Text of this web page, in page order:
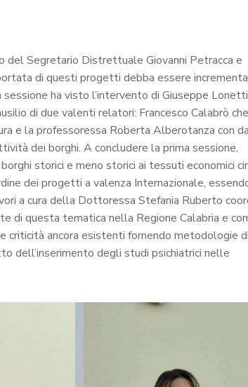
del Segretario Distrettuale Giovanni Petracca e
di questi progetti debba essere
ha visto l’intervento di Giuseppe
di due valenti relatori: Francesco Calabrò
e la professoressa Roberta Alberotanza con
dei borghi. A concludere la prima sessione,
storici e meno storici ai tessuti economici
dei progetti a valenza Internazionale,
a cura della Dottoressa Stefania Ruberto
di questa tematica nella Regione Calabria e
criticità ancora esistenti fornendo metodologie di
dell’inserimento degli studi psichiatrici nelle